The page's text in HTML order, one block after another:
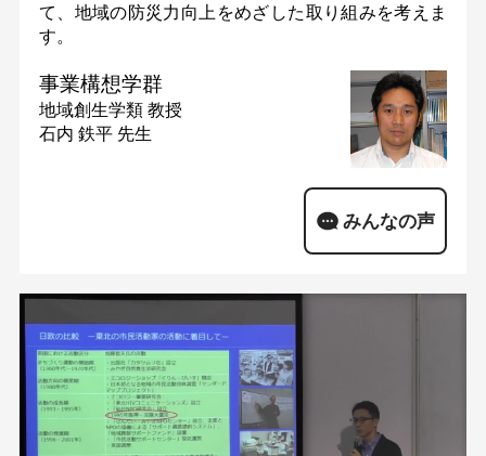
て、地域の防災力向上をめざした取り組みを考えま
す。
事業構想学群
地域創生学類 教授
石内 鉄平 先生
みんなの声